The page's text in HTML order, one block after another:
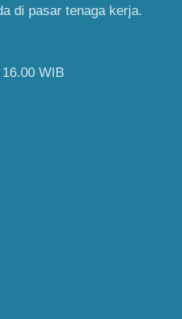
di pasar tenaga kerja.
WIB